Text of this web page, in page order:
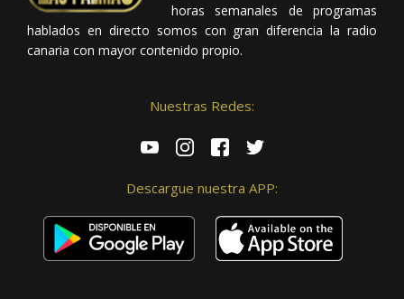
horas semanales de programas
hablados en directo somos con gran diferencia la radio
canaria con mayor contenido propio.
Nuestras Redes:
Descargue nuestra APP: